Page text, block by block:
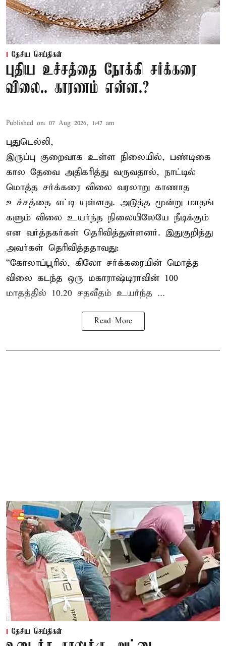
தேசிய செய்திகள்
புதிய உச்சத்தை நோக்கி சர்க்கரை
விலை.. காரணம் என்ன.?
Published on: 07 Aug 2026, 1:47 am
புதுடெல்லி,
இருப்பு குறைவாக உள்ள நிலையில், பண்டிகை
கால தேவை அதிகரித்து வருவதால், நாட்டில்
மொத்த சர்க்கரை விலை வரலாறு காணாத
உச்சத்தை எட்டி யுள்ளது. அடுத்த மூன்று மாதங்
களும் விலை உயர்ந்த நிலையிலேயே நீடிக்கும்
என வர்த்தகர்கள் தெரிவித்துள்ளனர். இதுகுறித்து
அவர்கள் தெரிவித்ததாவது:
“கோலாப்பூரில், கிலோ சர்க்கரையின் மொத்த
விலை கடந்த ஒரு மகாராஷ்டிராவின் 100
மாதத்தில் 10.20 சதவீதம் உயர்ந்த ...
Read More
தேசிய செய்திகள்